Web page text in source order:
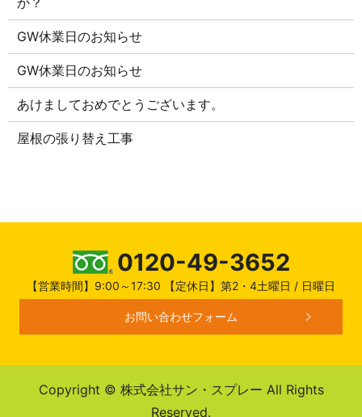
GW休業日のお知らせ
GW休業日のお知らせ
あけましておめでとうございます。
屋根の張り替え工事
0120-49-3652
【営業時間】9:00～17:30 【定休日】第2・4土曜日 / 日曜日
お問い合わせフォーム
Copyright © 株式会社サン・スプレー All Rights
Reserved.